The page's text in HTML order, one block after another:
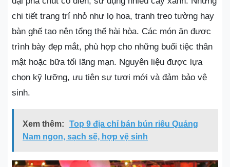
chi tiết trang trí nhỏ như lọ hoa, tranh treo tường hay
bàn ghế tạo nên tổng thể hài hòa. Các món ăn được
trình bày đẹp mắt, phù hợp cho những buổi tiệc thân
mật hoặc bữa tối lãng mạn. Nguyên liệu được lựa
chọn kỹ lưỡng, ưu tiên sự tươi mới và đảm bảo vệ
sinh.
Xem thêm:
Top 9 địa chỉ bán bún riêu Quảng
Nam ngon, sạch sẽ, hợp vệ sinh